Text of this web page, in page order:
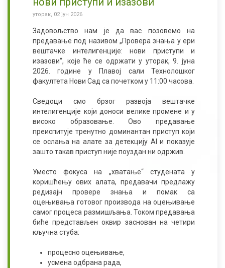
уторак, 02 јун 2026
Задовољство нам је да вас позовемо на
предавање под називом „Провера знања у ери
вештачке интелигенције: нови приступи и
изазови“, које ће се одржати у уторак, 9. јуна
2026. године у Плавој сали Технолошког
факултета Нови Сад са почетком у 11:00 часова.
Сведоци смо брзог развоја вештачке
интелигенције који доноси велике промене и у
високо образовање. Ово предавање
преиспитује тренутно доминантан приступ који
се ослања на алате за детекцију AI и показује
зашто такав приступ није поуздан ни одржив.
Уместо фокуса на „хватање“ студената у
коришћењу ових алата, предавачи предлажу
редизајн провере знања и помак са
оцењивања готовог производа на оцењивање
самог процеса размишљања. Током предавања
биће представљен оквир заснован на четири
кључна стуба:
процесно оцењивање,
усмена одбрана рада,